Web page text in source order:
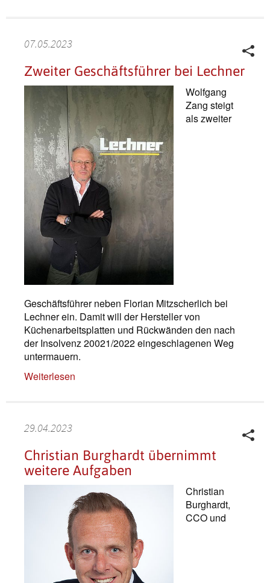
07.05.2023
Zweiter Geschäftsführer bei Lechner
Wolfgang
Zang steigt
als zweiter
Geschäftsführer neben Florian Mitzscherlich bei
Lechner ein. Damit will der Hersteller von
Küchenarbeitsplatten und Rückwänden den nach
der Insolvenz 20021/2022 eingeschlagenen Weg
untermauern.
Weiterlesen
29.04.2023
Christian Burghardt übernimmt
weitere Aufgaben
Christian
Burghardt,
CCO und